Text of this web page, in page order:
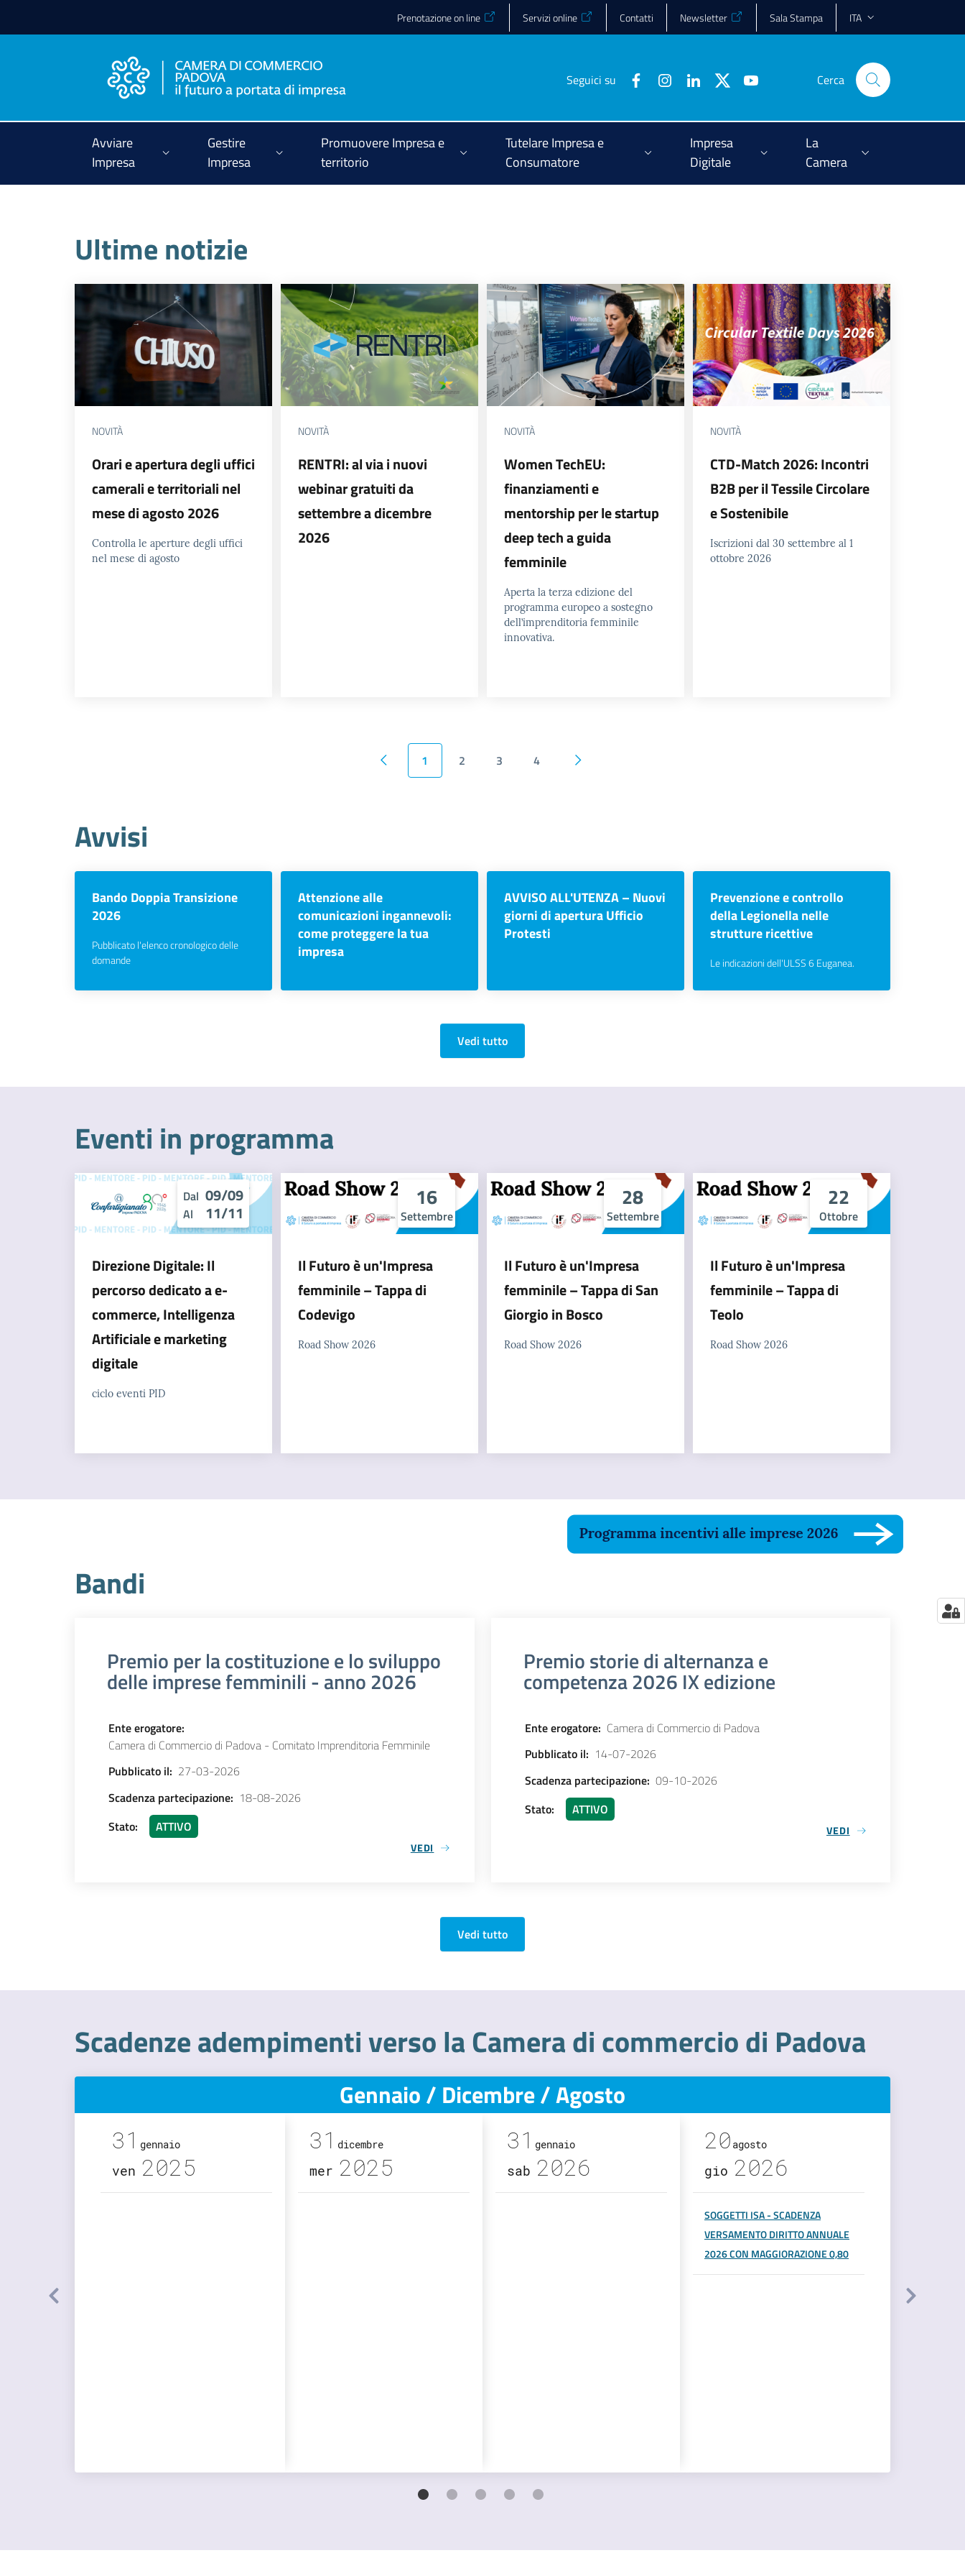
Prenotazione on line Servizi online Contatti Newsletter Sala Stampa ITA
Seguici su Cerca
Avviare
Impresa
Gestire
Impresa
Promuovere Impresa e
territorio
Tutelare Impresa e
Consumatore
Impresa
Digitale
La
Camera
Ultime notizie
NOVITÀ
Orari e apertura degli uffici
camerali e territoriali nel
mese di agosto 2026
Controlla le aperture degli uffici
nel mese di agosto
NOVITÀ
RENTRI: al via i nuovi
webinar gratuiti da
settembre a dicembre
2026
NOVITÀ
Women TechEU:
finanziamenti e
mentorship per le startup
deep tech a guida
femminile
Aperta la terza edizione del
programma europeo a sostegno
dell’imprenditoria femminile
innovativa.
NOVITÀ
CTD-Match 2026: Incontri
B2B per il Tessile Circolare
e Sostenibile
Iscrizioni dal 30 settembre al 1
ottobre 2026
Pagina precedente
1 2 3 4 Pagina successiva
Avvisi
Bando Doppia Transizione
2026
Pubblicato l'elenco cronologico delle
domande
Attenzione alle
comunicazioni ingannevoli:
come proteggere la tua
impresa
AVVISO ALL'UTENZA – Nuovi
giorni di apertura Ufficio
Protesti
Prevenzione e controllo
della Legionella nelle
strutture ricettive
Le indicazioni dell'ULSS 6 Euganea.
Vedi tutto
Eventi in programma
Dal 09/09
Al 11/11
Direzione Digitale: Il
percorso dedicato a e-
commerce, Intelligenza
Artificiale e marketing
digitale
ciclo eventi PID
16
Settembre
Il Futuro è un'Impresa
femminile – Tappa di
Codevigo
Road Show 2026
28
Settembre
Il Futuro è un'Impresa
femminile – Tappa di San
Giorgio in Bosco
Road Show 2026
22
Ottobre
Il Futuro è un'Impresa
femminile – Tappa di
Teolo
Road Show 2026
Bandi
Premio per la costituzione e lo sviluppo
delle imprese femminili - anno 2026
Ente erogatore:
Camera di Commercio di Padova - Comitato Imprenditoria Femminile
Pubblicato il: 27-03-2026
Scadenza partecipazione: 18-08-2026
Stato: ATTIVO
VEDI
Premio storie di alternanza e
competenza 2026 IX edizione
Ente erogatore: Camera di Commercio di Padova
Pubblicato il: 14-07-2026
Scadenza partecipazione: 09-10-2026
Stato: ATTIVO
VEDI
Vedi tutto
Scadenze adempimenti verso la Camera di commercio di Padova
Gennaio / Dicembre / Agosto
31 gennaio
ven 2025
31 dicembre
mer 2025
31 gennaio
sab 2026
20 agosto
gio 2026
SOGGETTI ISA - SCADENZA
VERSAMENTO DIRITTO ANNUALE
2026 CON MAGGIORAZIONE 0,80